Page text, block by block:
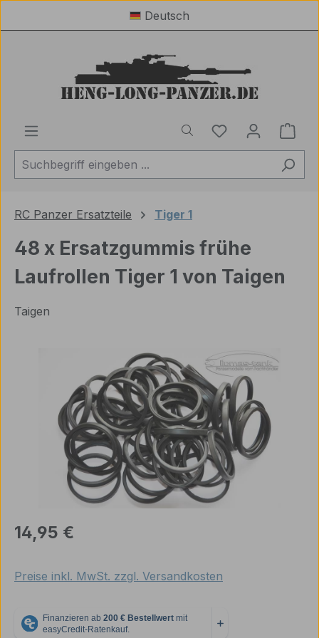
Zum Hauptinhalt springenDeutsch
Du hast 0
RC Panzer Ersatzteile Tiger 1
48 x Ersatzgummis frühe
Laufrollen Tiger 1 von Taigen
Taigen
Bildergalerie überspringen
Regulärer Preis:
14,95 €
Preise inkl. MwSt. zzgl. Versandkosten